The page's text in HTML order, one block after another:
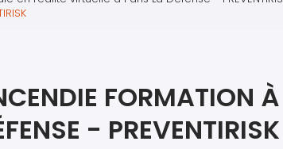
FORMATION
- PREVENTIRISK